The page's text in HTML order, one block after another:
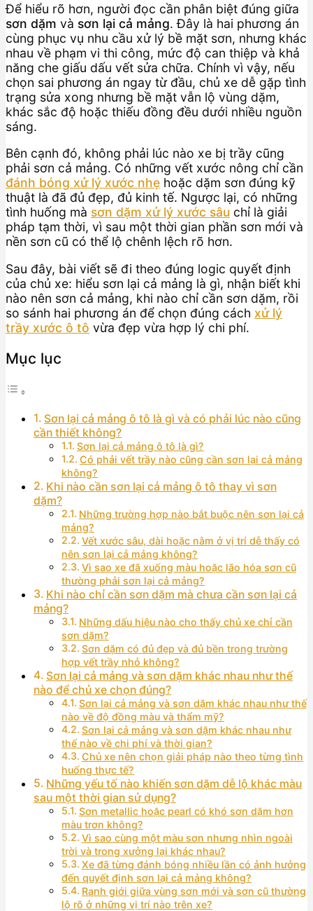
Để hiểu rõ hơn, người đọc cần phân biệt đúng giữa
sơn dặm và sơn lại cả mảng. Đây là hai phương án
cùng phục vụ nhu cầu xử lý bề mặt sơn, nhưng khác
nhau về phạm vi thi công, mức độ can thiệp và khả
năng che giấu dấu vết sửa chữa. Chính vì vậy, nếu
chọn sai phương án ngay từ đầu, chủ xe dễ gặp tình
trạng sửa xong nhưng bề mặt vẫn lộ vùng dặm,
khác sắc độ hoặc thiếu đồng đều dưới nhiều nguồn
sáng.
Bên cạnh đó, không phải lúc nào xe bị trầy cũng
phải sơn cả mảng. Có những vết xước nông chỉ cần
đánh bóng xử lý xước nhẹ hoặc dặm sơn đúng kỹ
thuật là đã đủ đẹp, đủ kinh tế. Ngược lại, có những
tình huống mà sơn dặm xử lý xước sâu chỉ là giải
pháp tạm thời, vì sau một thời gian phần sơn mới và
nền sơn cũ có thể lộ chênh lệch rõ hơn.
Sau đây, bài viết sẽ đi theo đúng logic quyết định
của chủ xe: hiểu sơn lại cả mảng là gì, nhận biết khi
nào nên sơn cả mảng, khi nào chỉ cần sơn dặm, rồi
so sánh hai phương án để chọn đúng cách xử lý
trầy xước ô tô vừa đẹp vừa hợp lý chi phí.
Mục lục
Sơn lại cả mảng ô tô là gì và có phải lúc nào cũng
cần thiết không?
Sơn lại cả mảng ô tô là gì?
Có phải vết trầy nào cũng cần sơn lại cả mảng
không?
Khi nào cần sơn lại cả mảng ô tô thay vì sơn
dặm?
Những trường hợp nào bắt buộc nên sơn lại cả
mảng?
Vết xước sâu, dài hoặc nằm ở vị trí dễ thấy có
nên sơn lại cả mảng không?
Vì sao xe đã xuống màu hoặc lão hóa sơn cũ
thường phải sơn lại cả mảng?
Khi nào chỉ cần sơn dặm mà chưa cần sơn lại cả
mảng?
Những dấu hiệu nào cho thấy chủ xe chỉ cần
sơn dặm?
Sơn dặm có đủ đẹp và đủ bền trong trường
hợp vết trầy nhỏ không?
Sơn lại cả mảng và sơn dặm khác nhau như thế
nào để chủ xe chọn đúng?
Sơn lại cả mảng và sơn dặm khác nhau như thế
nào về độ đồng màu và thẩm mỹ?
Sơn lại cả mảng và sơn dặm khác nhau như
thế nào về chi phí và thời gian?
Chủ xe nên chọn giải pháp nào theo từng tình
huống thực tế?
Những yếu tố nào khiến sơn dặm dễ lộ khác màu
sau một thời gian sử dụng?
Sơn metallic hoặc pearl có khó sơn dặm hơn
màu trơn không?
Vì sao cùng một màu sơn nhưng nhìn ngoài
trời và trong xưởng lại khác nhau?
Xe đã từng đánh bóng nhiều lần có ảnh hưởng
đến quyết định sơn lại cả mảng không?
Ranh giới giữa vùng sơn mới và sơn cũ thường
lộ rõ ở những vị trí nào trên xe?